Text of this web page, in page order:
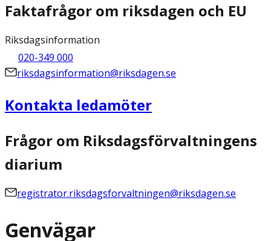
Faktafrågor om riksdagen och EU
Riksdagsinformation
020-349 000
riksdagsinformation@riksdagen.se
Kontakta ledamöter
Frågor om Riksdagsförvaltningens
diarium
registrator.riksdagsforvaltningen@riksdagen.se
Genvägar